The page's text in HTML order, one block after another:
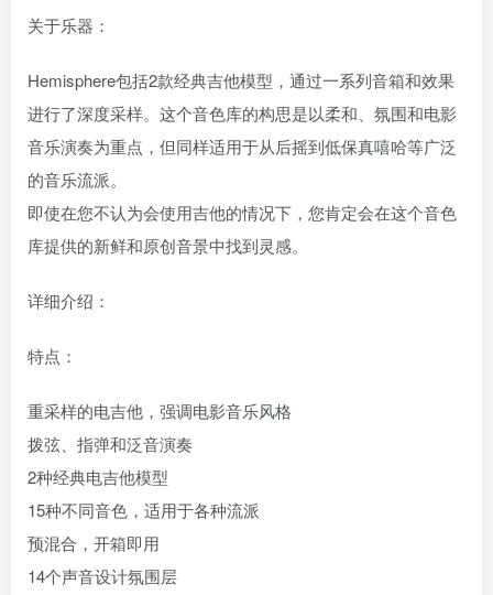
关于乐器：
Hemisphere包括2款经典吉他模型，通过一系列音箱和效果
进行了深度采样。这个音色库的构思是以柔和、氛围和电影
音乐演奏为重点，但同样适用于从后摇到低保真嘻哈等广泛
的音乐流派。
即使在您不认为会使用吉他的情况下，您肯定会在这个音色
库提供的新鲜和原创音景中找到灵感。
详细介绍：
特点：
重采样的电吉他，强调电影音乐风格
拨弦、指弹和泛音演奏
2种经典电吉他模型
15种不同音色，适用于各种流派
预混合，开箱即用
14个声音设计氛围层